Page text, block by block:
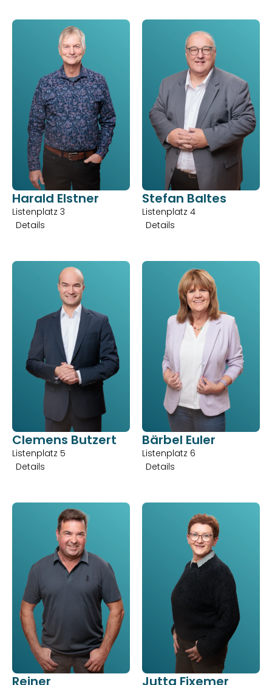
Harald Elstner
Listenplatz 3
Details
Stefan Baltes
Listenplatz 4
Details
Clemens Butzert
Listenplatz 5
Details
Bärbel Euler
Listenplatz 6
Details
Reiner Jutta Fixemer